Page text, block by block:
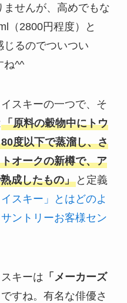
ませんが、高めでもな
（2800円程度）と
じるのでついつい
ね^^
スキーの一つで、そ
「原料の穀物中にトウ
度以下で蒸溜し、さ
オークの新樽で、ア
成したもの」と定義
イスキー」とはどのよ
ントリーお客様セン
キーは 「メーカーズ
ですね。有名な俳優さ